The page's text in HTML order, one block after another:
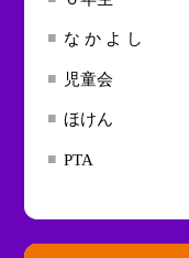
な か よ し
児童会
ほけん
PTA